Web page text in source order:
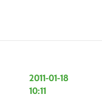
2011-01-18
10:11